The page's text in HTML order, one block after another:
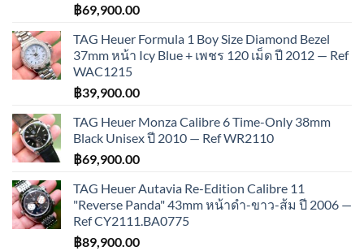
฿69,900.00
TAG Heuer Formula 1 Boy Size Diamond Bezel
37mm หน้า Icy Blue + เพชร 120 เม็ด ปี 2012 — Ref
WAC1215
฿39,900.00
TAG Heuer Monza Calibre 6 Time-Only 38mm
Black Unisex ปี 2010 — Ref WR2110
฿69,900.00
TAG Heuer Autavia Re-Edition Calibre 11
"Reverse Panda" 43mm หน้าดำ-ขาว-ส้ม ปี 2006 —
Ref CY2111.BA0775
฿89,900.00